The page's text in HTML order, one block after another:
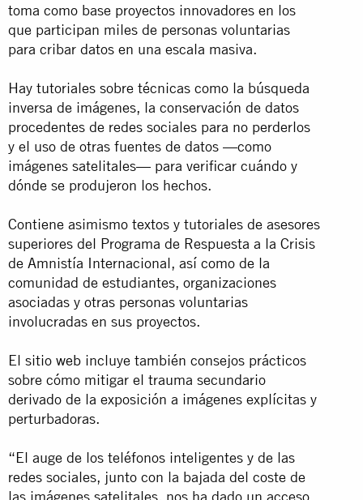
toma como base proyectos innovadores en los
que participan miles de personas voluntarias
para cribar datos en una escala masiva.
Hay tutoriales sobre técnicas como la búsqueda
inversa de imágenes, la conservación de datos
procedentes de redes sociales para no perderlos
y el uso de otras fuentes de datos —como
imágenes satelitales— para verificar cuándo y
dónde se produjeron los hechos.
Contiene asimismo textos y tutoriales de asesores
superiores del Programa de Respuesta a la Crisis
de Amnistía Internacional, así como de la
comunidad de estudiantes, organizaciones
asociadas y otras personas voluntarias
involucradas en sus proyectos.
El sitio web incluye también consejos prácticos
sobre cómo mitigar el trauma secundario
derivado de la exposición a imágenes explícitas y
perturbadoras.
“El auge de los teléfonos inteligentes y de las
redes sociales, junto con la bajada del coste de
las imágenes satelitales, nos ha dado un acceso